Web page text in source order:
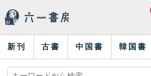
新刊 古書 中国書 韓国書